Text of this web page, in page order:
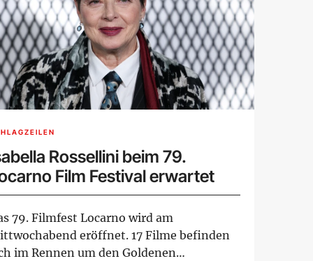
Rossellini beim 79.
Film Festival erwartet
79. Filmfest Locarno wird am
eröffnet. 17 Filme befinden
im Rennen um den Goldenen